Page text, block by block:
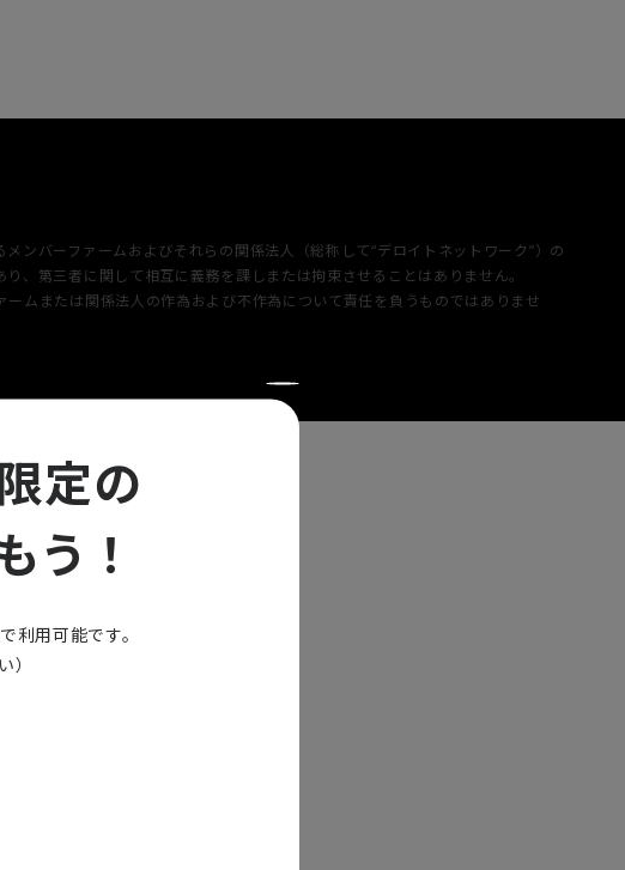
ーファームおよびそれらの関係法人（総称して“デロイトネットワーク”）の
第三者に関して相互に義務を課しまたは拘束させることはありません。
ムまたは関係法人の作為および不作為について責任を負うものではありませ
定の
う！
用可能です。
）